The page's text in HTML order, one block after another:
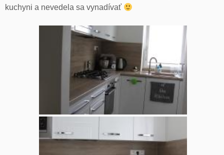
kuchyni a nevedela sa vynadívať